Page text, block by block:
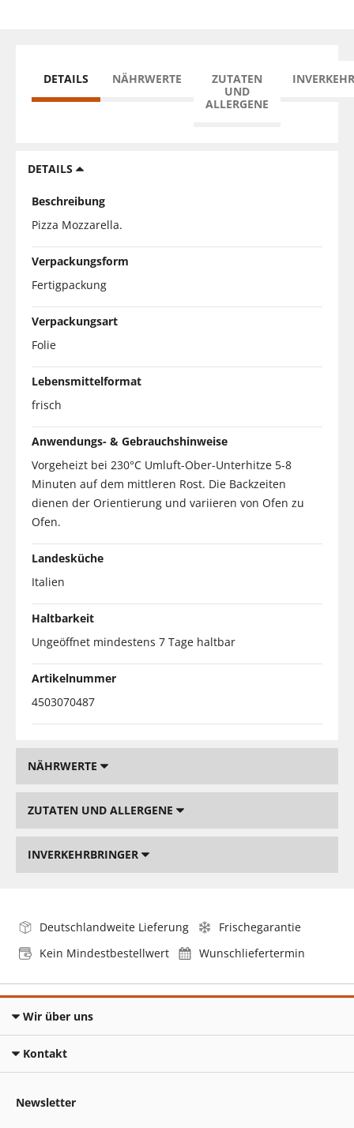
DETAILS NÄHRWERTE
ZUTATEN
UND
ALLERGENE
DETAILS
Beschreibung
Pizza Mozzarella.
Verpackungsform
Fertigpackung
Verpackungsart
Folie
Lebensmittelformat
frisch
Anwendungs- & Gebrauchshinweise
Vorgeheizt bei 230°C Umluft-Ober-Unterhitze 5-8
Minuten auf dem mittleren Rost. Die Backzeiten
dienen der Orientierung und variieren von Ofen zu
Ofen.
Landesküche
Italien
Haltbarkeit
Ungeöffnet mindestens 7 Tage haltbar
Artikelnummer
4503070487
NÄHRWERTE
ZUTATEN UND ALLERGENE
INVERKEHRBRINGER
Deutschlandweite Lieferung
Frischegarantie
Kein Mindestbestellwert
Wunschliefertermin
Wir über uns
Kontakt
Newsletter